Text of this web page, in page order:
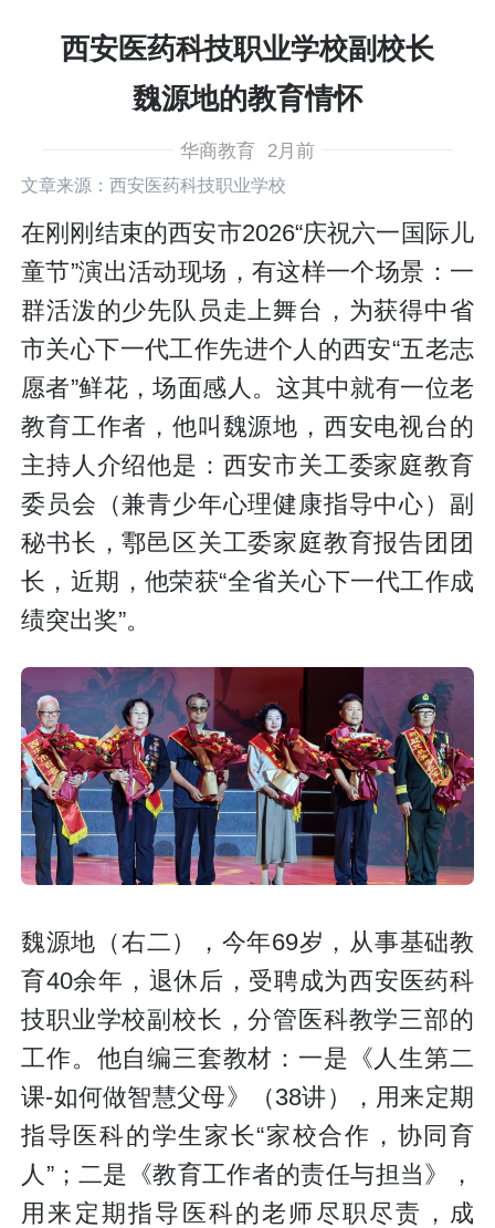
西安医药科技职业学校副校长
魏源地的教育情怀
华商教育 2月前
文章来源：西安医药科技职业学校
在刚刚结束的西安市2026“庆祝六一国际儿
童节”演出活动现场，有这样一个场景：一
群活泼的少先队员走上舞台，为获得中省
市关心下一代工作先进个人的西安“五老志
愿者”鲜花，场面感人。这其中就有一位老
教育工作者，他叫魏源地，西安电视台的
主持人介绍他是：西安市关工委家庭教育
委员会（兼青少年心理健康指导中心）副
秘书长，鄠邑区关工委家庭教育报告团团
长，近期，他荣获“全省关心下一代工作成
绩突出奖”。
魏源地（右二），今年69岁，从事基础教
育40余年，退休后，受聘成为西安医药科
技职业学校副校长，分管医科教学三部的
工作。他自编三套教材：一是《人生第二
课-如何做智慧父母》（38讲），用来定期
指导医科的学生家长“家校合作，协同育
人”；二是《教育工作者的责任与担当》，
用来定期指导医科的老师尽职尽责，成